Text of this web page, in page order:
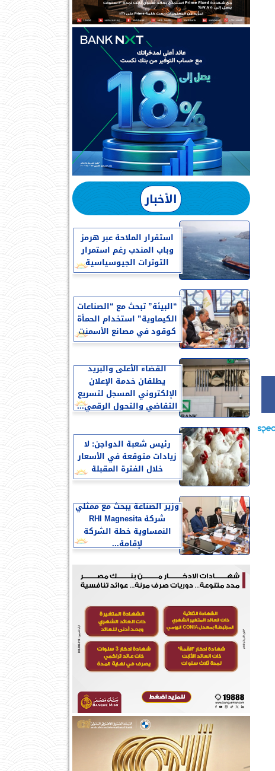
الأخبار
استقرار الملاحة عبر هرمز
وباب المندب رغم استمرار
التوترات الجيوسياسية
“البيئة” تبحث مع “الصناعات
الكيماوية” استخدام الحمأة
كوقود في مصانع الأسمنت
القضاء الأعلى والبريد
يطلقان خدمة الإعلان
الإلكتروني المسجل لتسريع
التقاضي والتحول الرقمي...
رئيس شعبة الدواجن: لا
زيادات متوقعة في الأسعار
خلال الفترة المقبلة
وزير الصناعة يبحث مع ممثلي
شركة RHI Magnesita
النمساوية خطة الشركة
لإقامة...